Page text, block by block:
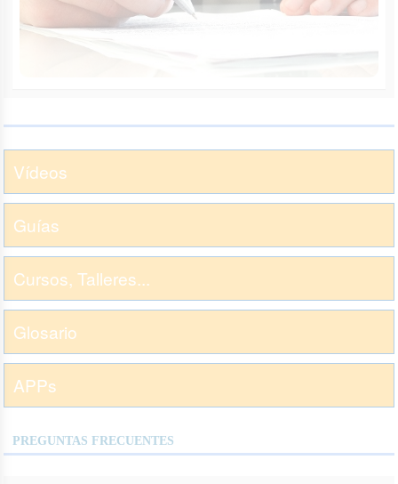
Vídeos
Guías
Cursos, Talleres...
Glosario
APPs
PREGUNTAS FRECUENTES